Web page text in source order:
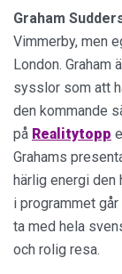
Graham
Vimmerby, men
London. Graham
sysslor som att
den kommande
på Realitytopp
Grahams
härlig energi den
i programmet
ta med hela
och rolig resa.